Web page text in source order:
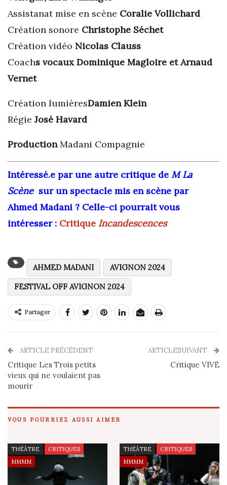
Assistanat mise en scène Coralie Vollichard
Création sonore Christophe Séchet
Création vidéo Nicolas Clauss
Coachs vocaux Dominique Magloire et Arnaud
Vernet
Création lumièresDamien Klein
Régie José Havard
ProductionMadani Compagnie
Intéressé.e par une autre critique de M La
Scène sur un spectacle mis en scène par
Ahmed Madani ? Celle-ci pourrait vous
intéresser : Critique Incandescences
AHMED MADANI
AVIGNON 2024
FESTIVAL OFF AVIGNON 2024
Partager
ARTICLE PRÉCÉDENT
Critique Les Trois petits
vieux qui ne voulaient pas
mourir
ARTICLESUIVANT
Critique VIVE
VOUS POURRIEZ AUSSI AIMER
THÉÂTRE
CRITIQUES
MMMM
THÉÂTRE
CRITIQUES
MMMM